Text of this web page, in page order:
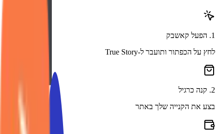
1
. הפעל קאשבק
לחץ על הכפתור ותועבר ל-True Story
2
. קנה כרגיל
בצע את הקנייה שלך באתר